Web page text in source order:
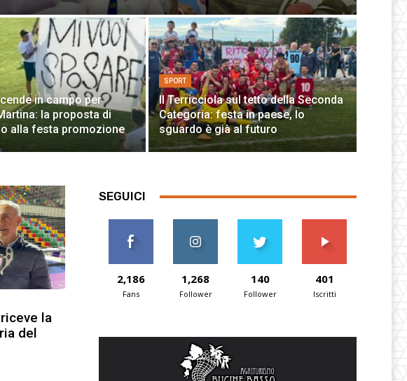
in campo per
la proposta di
alla festa promozione
SPORT
Il Terricciola sul tetto della Seconda
Categoria: festa in paese, lo
sguardo è già al futuro
la
del
SEGUICI
2,186
Fans
1,268
Follower
140
Follower
401
Iscritti